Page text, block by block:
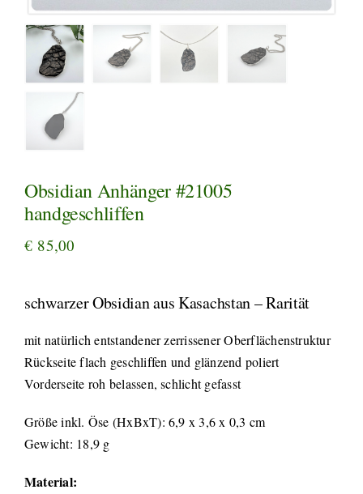
Obsidian Anhänger #21005
handgeschliffen
€ 85,00
schwarzer Obsidian aus Kasachstan – Rarität
mit natürlich entstandener zerrissener Oberflächenstruktur
Rückseite flach geschliffen und glänzend poliert
Vorderseite roh belassen, schlicht gefasst
Größe inkl. Öse (HxBxT): 6,9 x 3,6 x 0,3 cm
Gewicht: 18,9 g
Material: